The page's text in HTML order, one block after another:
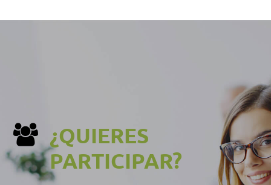
¿QUIERES
PARTICIPAR?